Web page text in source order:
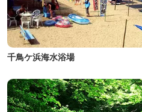
千鳥ケ浜海水浴場